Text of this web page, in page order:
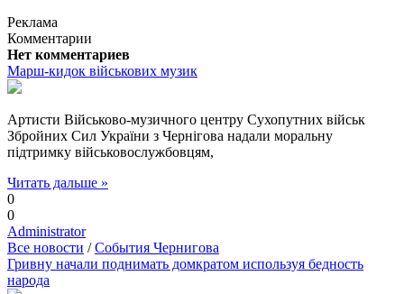
Реклама
Комментарии
Нет комментариев
Марш-кидок військових музик
Артисти Військово-музичного центру Сухопутних військ
Збройних Сил України з Чернігова надали моральну
підтримку військовослужбовцям,
Читать дальше »
0
0
Administrator
Все новости /События Чернигова
Гривну начали поднимать домкратом используя бедность
народа